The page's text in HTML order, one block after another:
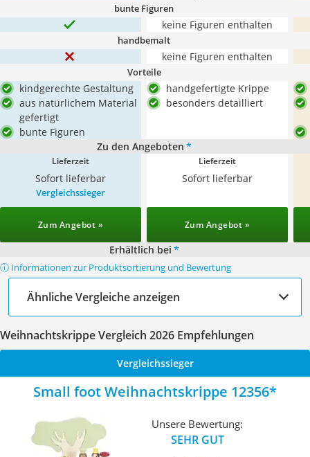
bunte Figuren
keine Figuren enthalten
handbemalt
keine Figuren enthalten
Vorteile
kindgerechte Gestaltung
aus natürlichem Material
gefertigt
bunte Figuren
handgefertigte Krippe
besonders detailliert
Zu den Angeboten *
Lieferzeit
Sofort lieferbar
Lieferzeit
Sofort lieferbar
Vergleichssieger
Zum Angebot » Zum Angebot »
Erhältlich bei *
ⓘ Informationen zur Produktsortierung und Bewertung
Ähnliche Vergleiche anzeigen
Weihnachtskrippe Vergleich 2026 Empfehlungen
Vergleichssieger
Small foot Weihnachtskrippe 12356
Unsere Bewertung:
SEHR GUT